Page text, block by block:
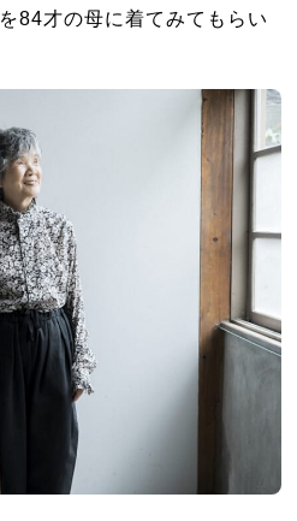
を84才の母に着てみてもらい